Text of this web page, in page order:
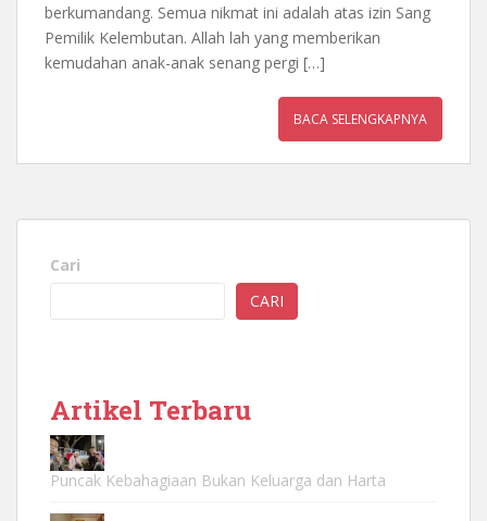
berkumandang. Semua nikmat ini adalah atas izin Sang
Pemilik Kelembutan. Allah lah yang memberikan
kemudahan anak-anak senang pergi […]
BACA SELENGKAPNYA
Cari
CARI
Artikel Terbaru
Puncak Kebahagiaan Bukan Keluarga dan Harta